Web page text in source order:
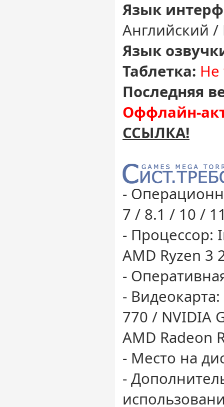
Язык
Английский /
Язык
Таблетка: Не
Последняя
Оффлайн-
ССЫЛКА!
-
7 / 8.1 / 10 /
- Процессор:
AMD Ryzen 3
-
-
770 / NVIDIA
AMD Radeon
- Место на
-